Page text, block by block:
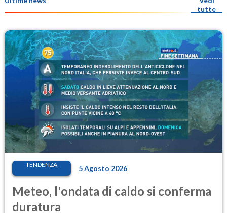
tutte
TENDENZA 5 Agosto 2026
Meteo, l'ondata di caldo si conferma
duratura